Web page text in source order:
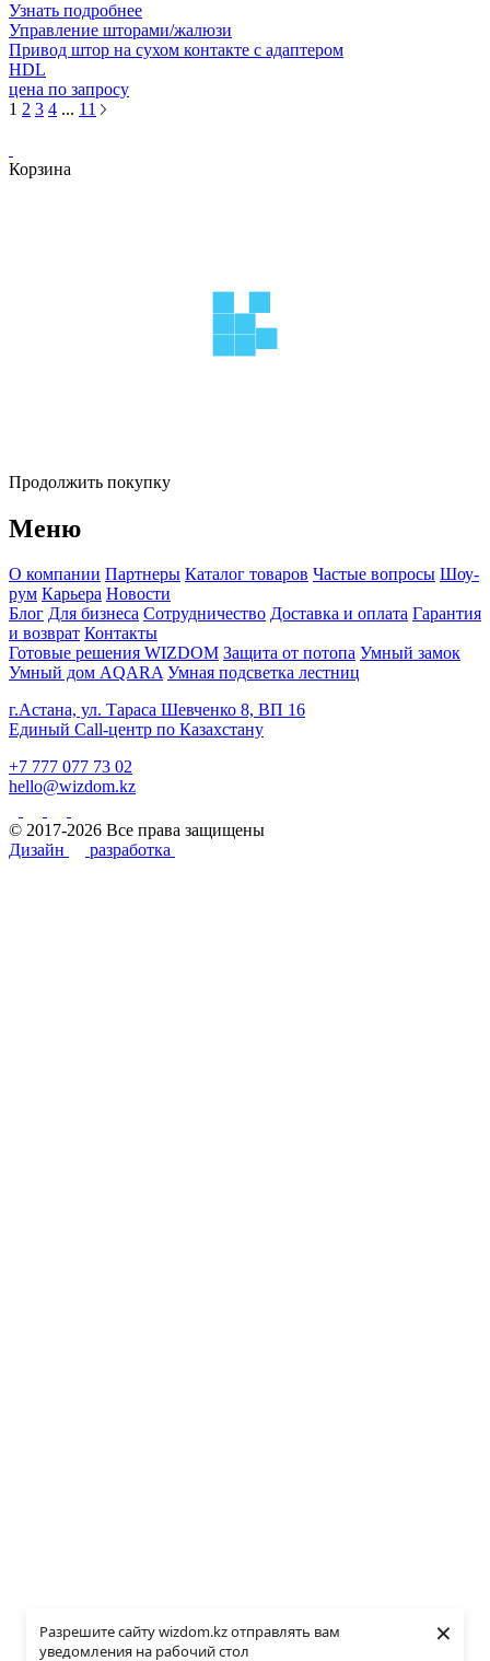
Разрешите сайту wizdom.kz отправлять вам
уведомления на рабочий стол
×
Узнать подробнее
Управление шторами/жалюзи
Привод штор на сухом контакте с адаптером
HDL
цена по запросу
1 2 3 4 ... 11
Корзина
Продолжить покупку
Меню
О компании Партнеры Каталог товаров Частые вопросы Шоу-
рум Карьера Новости
Блог Для бизнеса Сотрудничество Доставка и оплата Гарантия
и возврат Контакты
Готовые решения WIZDOM Защита от потопа Умный замок
Умный дом AQARA Умная подсветка лестниц
г.Астана, ул. Тараса Шевченко 8, ВП 16
Единый Call-центр по Казахстану
+7 777 077 73 02
hello@wizdom.kz
© 2017-2026 Все права защищены
Дизайн
разработка